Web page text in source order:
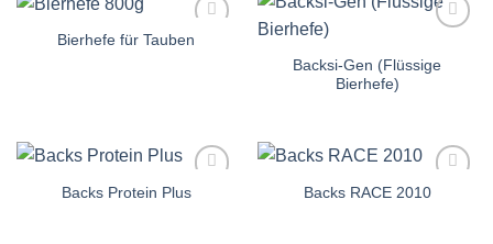
Auf die
Bierhefe für Tauben
Einkaufsliste
Backsi-Gen (Flüssige
Bierhefe)
Auf die
Backs Protein Plus
Auf die
Backs RACE 2010